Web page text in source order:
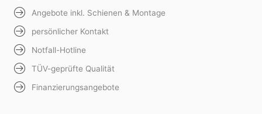
Angebote inkl. Schienen & Montage
persönlicher Kontakt
Notfall-Hotline
TÜV-geprüfte Qualität
Finanzierungsangebote